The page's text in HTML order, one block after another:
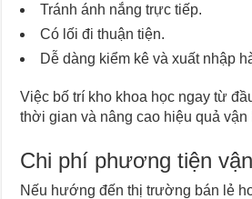
Tránh ánh nắng trực tiếp.
Có lối đi thuận tiện.
Dễ dàng kiểm kê và xuất nhập
Việc bố trí kho khoa học ngay từ
thời gian và nâng cao hiệu quả vận
Chi phí phương tiện
Nếu hướng đến thị trường bán lẻ